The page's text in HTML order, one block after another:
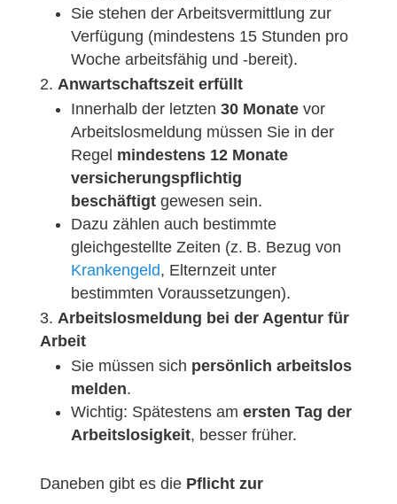
Sie stehen der Arbeitsvermittlung zur
Verfügung (mindestens 15 Stunden pro
Woche arbeitsfähig und -bereit).
Anwartschaftszeit erfüllt
Innerhalb der letzten 30 Monatevor
Arbeitslosmeldung müssen Sie in der
Regel mindestens 12 Monate
versicherungspflichtig
beschäftigtgewesen sein.
Dazu zählen auch bestimmte
gleichgestellte Zeiten (z. B. Bezug von
Krankengeld, Elternzeit unter
bestimmten Voraussetzungen).
Arbeitslosmeldung bei der Agentur für
Arbeit
Sie müssen sich persönlich arbeitslos
melden.
Wichtig: Spätestens am ersten Tag der
Arbeitslosigkeit, besser früher.
Daneben gibt es die Pflicht zur